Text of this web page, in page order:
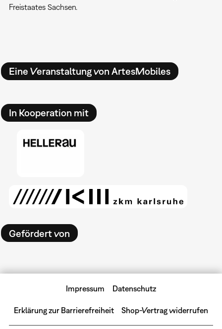
Freistaates Sachsen.
Eine Veranstaltung von ArtesMobiles
In Kooperation mit
Gefördert von
Impressum Datenschutz
Erklärung zur Barrierefreiheit Shop-Vertrag widerrufen